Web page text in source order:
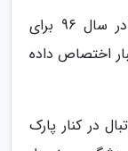
مومیوند در ادامه سخنان خود گفت که در سال 96 برای
250 میلیون اعتبار اختصاص داده
در کنار پارک